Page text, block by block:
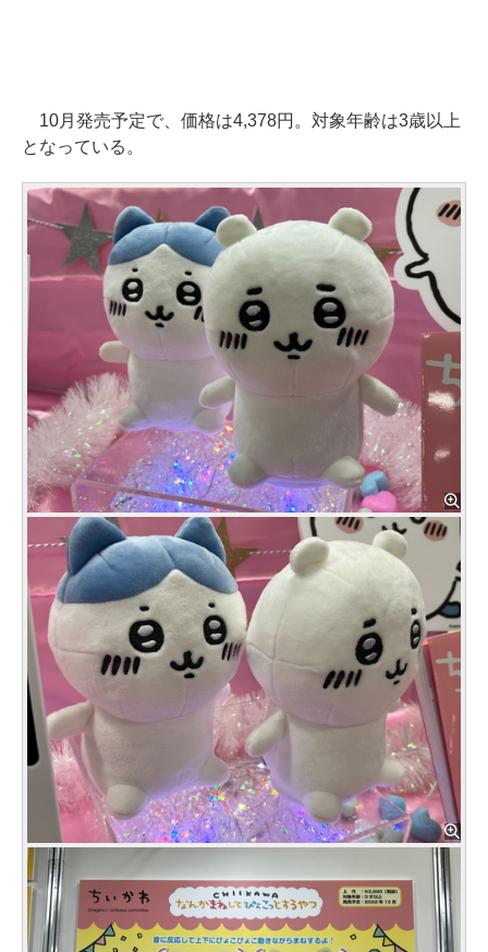
10月発売予定で、価格は4,378円。対象年齢は3歳以上
となっている。